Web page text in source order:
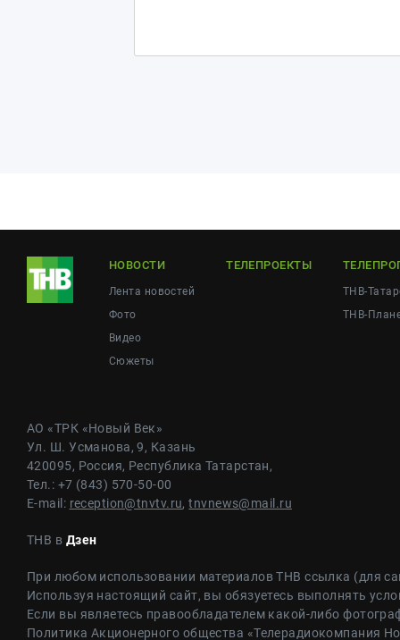
НОВОСТИ
Лента новостей
Фото
Видео
Сюжеты
ТЕЛЕПРОЕКТЫ
ТНВ-
ТНВ-
АО «ТРК «Новый Век»
Ул. Ш. Усманова, 9, Казань
420095, Россия, Республика Татарстан,
Тел.: +7 (843) 570-50-00
E-mail: reception@tnvtv.ru,tnvnews@mail.ru
ТНВ в Дзен
При любом использовании материалов ТНВ ссылка (для
Используя настоящий сайт, вы обязуетесь выполнять
Если вы являетесь правообладателем какой-либо
Политика Акционерного общества «Телерадиокомпания